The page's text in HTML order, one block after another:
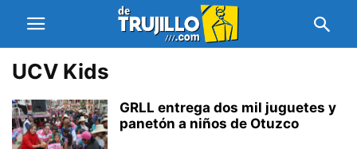
UCV Kids
GRLL entrega dos mil juguetes y
panetón a niños de Otuzco